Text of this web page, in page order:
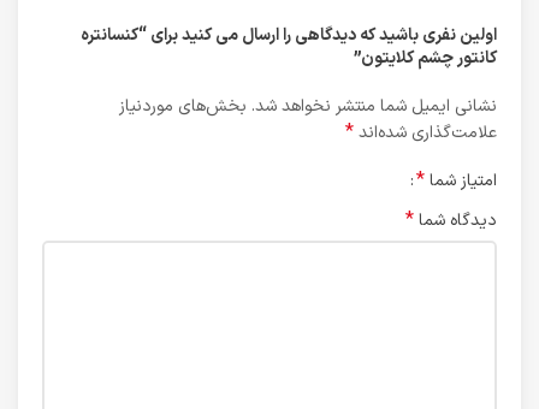
اولین نفری باشید که دیدگاهی را ارسال می کنید برای “کنسانتره
کانتور چشم کلایتون”
نشانی ایمیل شما منتشر نخواهد شد. بخش‌های موردنیاز
علامت‌گذاری شده‌اند*
امتیاز شما*
دیدگاه شما*